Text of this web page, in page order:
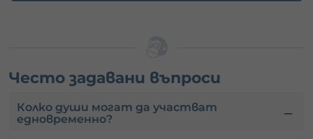
Често задавани въпроси
Колко души могат да участват
едновременно?